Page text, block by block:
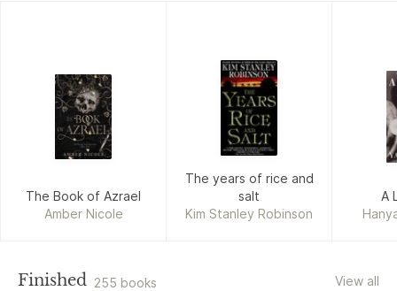
The Book of Azrael
Amber Nicole
The years of rice and
salt
Kim Stanley Robinson
A
Finished 255 books View all